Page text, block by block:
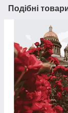
Подібні